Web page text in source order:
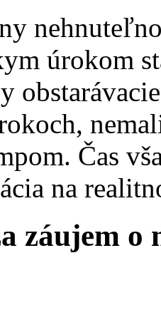
úrokom
Čas
na
záujem o